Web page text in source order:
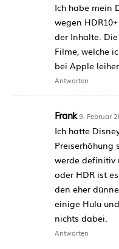
Ich habe mein
wegen
der Inhalte.
Filme, welche
bei Apple
Antworten
Frank 9. Februar
Ich hatte
Preiserhöhung
werde definitiv
oder HDR ist
den eher
einige Hulu
nichts dabei.
Antworten